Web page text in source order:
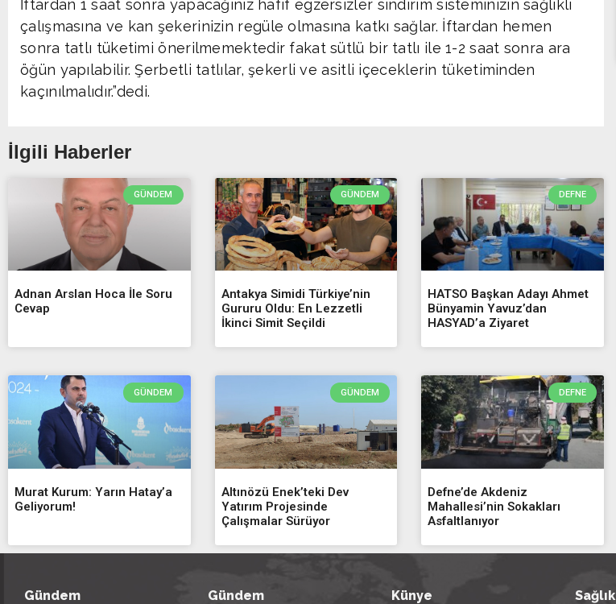
İftardan 1 saat sonra yapacağınız hafif egzersizler sindirim sisteminizin sağlıklı
çalışmasına ve kan şekerinizin regüle olmasına katkı sağlar. İftardan hemen
sonra tatlı tüketimi önerilmemektedir fakat sütlü bir tatlı ile 1-2 saat sonra ara
öğün yapılabilir. Şerbetli tatlılar, şekerli ve asitli içeceklerin tüketiminden
kaçınılmalıdır.”dedi.
İlgili Haberler
GÜNDEM
Adnan Arslan Hoca İle Soru
Cevap
GÜNDEM
Antakya Simidi Türkiye’nin
Gururu Oldu: En Lezzetli
İkinci Simit Seçildi
DEFNE
HATSO Başkan Adayı Ahmet
Bünyamin Yavuz’dan
HASYAD’a Ziyaret
GÜNDEM
Murat Kurum: Yarın Hatay’a
Geliyorum!
GÜNDEM
Altınözü Enek’teki Dev
Yatırım Projesinde
Çalışmalar Sürüyor
DEFNE
Defne’de Akdeniz
Mahallesi’nin Sokakları
Asfaltlanıyor
Gündem Gündem Künye Sağlık